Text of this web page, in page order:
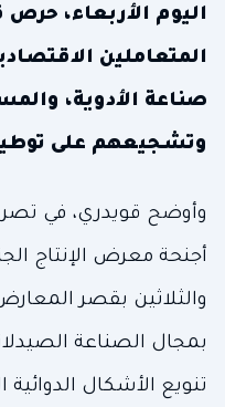
اليوم الأربعاء،
المتعاملين
صناعة الأدوية،
وتشجيعهم على
وأوضح قويدري، في
أجنحة معرض الإنتاج
والثلاثين بقصر
بمجال الصناعة
تنويع الأشكال الدوائية